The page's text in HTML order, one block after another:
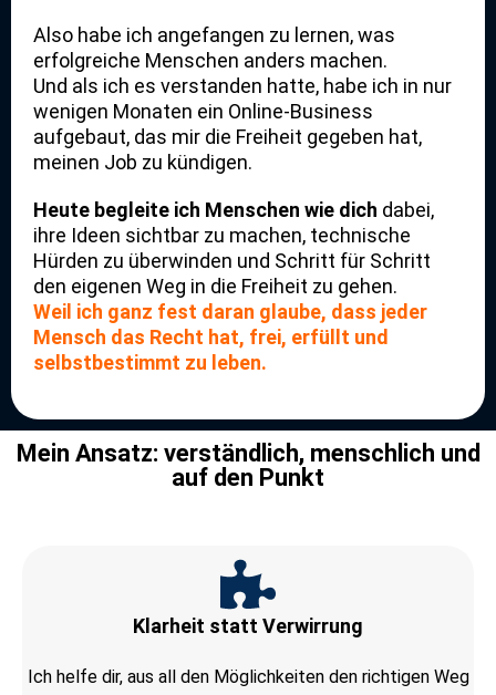
Also habe ich angefangen zu lernen, was
erfolgreiche Menschen anders machen.
Und als ich es verstanden hatte, habe ich in nur
wenigen Monaten ein Online-Business
aufgebaut, das mir die Freiheit gegeben hat,
meinen Job zu kündigen.
Heute begleite ich Menschen wie dich dabei,
ihre Ideen sichtbar zu machen, technische
Hürden zu überwinden und Schritt für Schritt
den eigenen Weg in die Freiheit zu gehen.
Weil ich ganz fest daran glaube, dass jeder
Mensch das Recht hat, frei, erfüllt und
selbstbestimmt zu leben.
Mein Ansatz: verständlich, menschlich und
auf den Punkt
Klarheit statt Verwirrung
Ich helfe dir, aus all den Möglichkeiten den richtigen Weg